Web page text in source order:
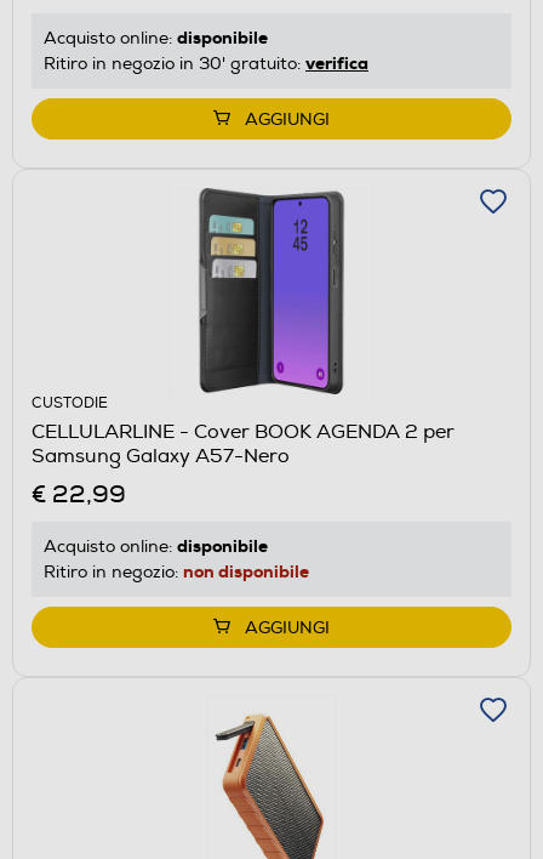
Acquisto online: disponibile
Ritiro in negozio in 30' gratuito: verifica
AGGIUNGI
CUSTODIE
CELLULARLINE - Cover BOOK AGENDA 2 per
Samsung Galaxy A57-Nero
€ 22,99
Acquisto online: disponibile
Ritiro in negozio: non disponibile
AGGIUNGI